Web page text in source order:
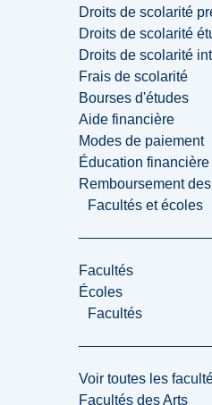
Droits de scolarité
Droits de scolarité
Droits de scolarité
Frais de scolarité
Bourses d'études
Aide financière
Modes de paiement
Éducation financière
Remboursement
Facultés et écoles
Facultés
Écoles
Facultés
Voir toutes les
Facultés des Arts